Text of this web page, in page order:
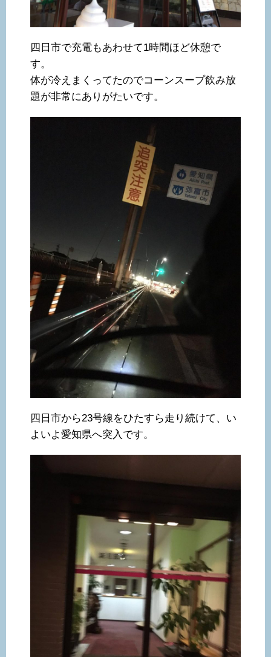
四日市で充電もあわせて1時間ほど休憩で
す。
体が冷えまくってたのでコーンスープ飲み放
題が非常にありがたいです。
四日市から23号線をひたすら走り続けて、い
よいよ愛知県へ突入です。